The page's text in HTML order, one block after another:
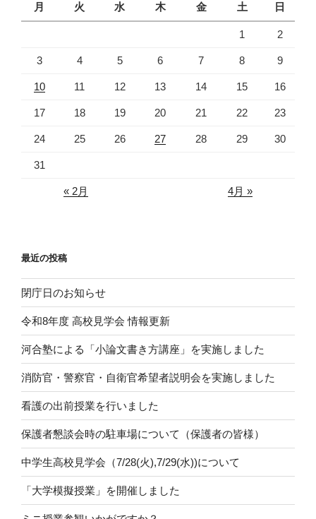
月
火 水 木 金 土 日
1 2
3 4 5 6 7 8 9
10 11 12 13 14 15 16
17 18 19 20 21 22 23
24 25 26 27 28 29 30
31
« 2月 4月 »
最近の投稿
閉庁日のお知らせ
令和8年度 高校見学会 情報更新
河合塾による「小論文書き方講座」を実施しました
消防官・警察官・自衛官希望者説明会を実施しました
看護の出前授業を行いました
保護者懇談会時の駐車場について（保護者の皆様）
中学生高校見学会（7/28(火),7/29(水))について
「大学模擬授業」を開催しました